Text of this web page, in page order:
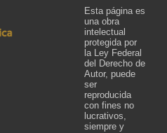
Esta página es
una obra
intelectual
protegida por
la Ley Federal
del Derecho de
Autor, puede
ser
reproducida
con fines no
lucrativos,
siempre y